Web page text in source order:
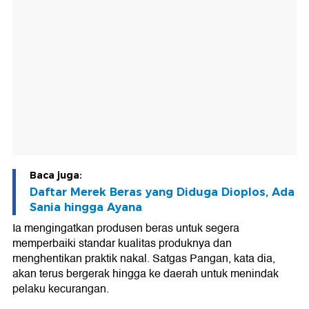
Baca juga:
Daftar Merek Beras yang Diduga Dioplos, Ada
Sania hingga Ayana
Ia mengingatkan produsen beras untuk segera
memperbaiki standar kualitas produknya dan
menghentikan praktik nakal. Satgas Pangan, kata dia,
akan terus bergerak hingga ke daerah untuk menindak
pelaku kecurangan.